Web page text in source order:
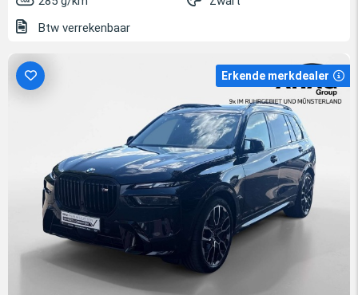
Btw verrekenbaar
Erkende merkdealer